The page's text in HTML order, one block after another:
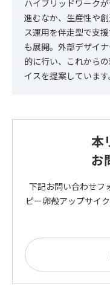
ハイブリッドワーク
進むなか、生産性や
ス運用を伴走型で支
も展開。外部デザイ
的に行い、これから
イスを提案しています
本
お
下記お問い合わせフ
ピー卵殻アップサイ